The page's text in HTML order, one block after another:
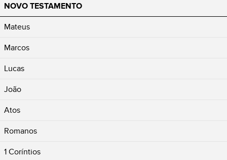
NOVO TESTAMENTO
Mateus
Marcos
Lucas
João
Atos
Romanos
1 Coríntios